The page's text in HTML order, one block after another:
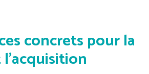
concrets pour la